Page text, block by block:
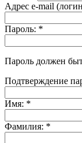
Адрес e-mail
Пароль: *
Пароль должен
Подтверждение
Имя: *
Фамилия: *